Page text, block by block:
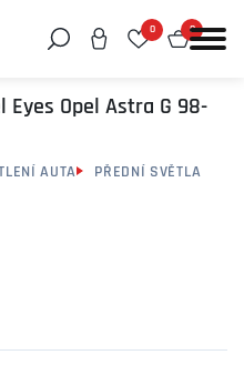
0 0
Opel Astra G 98-
AUTA
PŘEDNÍ SVĚTLA
něco najít?